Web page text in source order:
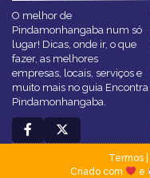
O melhor de
Pindamonhangaba num só
lugar! Dicas, onde ir, o que
fazer, as melhores
empresas, locais, serviços e
muito mais no guia Encontra
Pindamonhangaba.
Termos|
Criado com
e